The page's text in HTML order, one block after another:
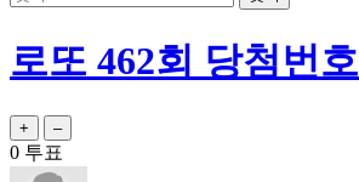
로또 462회 당첨번호
0 투표